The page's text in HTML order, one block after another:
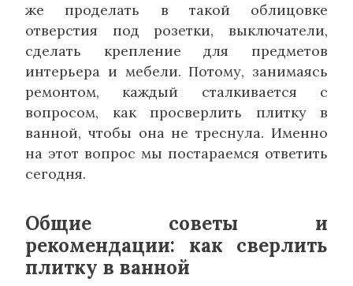
же проделать в такой облицовке
отверстия под розетки, выключатели,
сделать крепление для предметов
интерьера и мебели. Потому, занимаясь
ремонтом, каждый сталкивается с
вопросом, как просверлить плитку в
ванной, чтобы она не треснула. Именно
на этот вопрос мы постараемся ответить
сегодня.
Общие советы и
рекомендации: как сверлить
плитку в ванной